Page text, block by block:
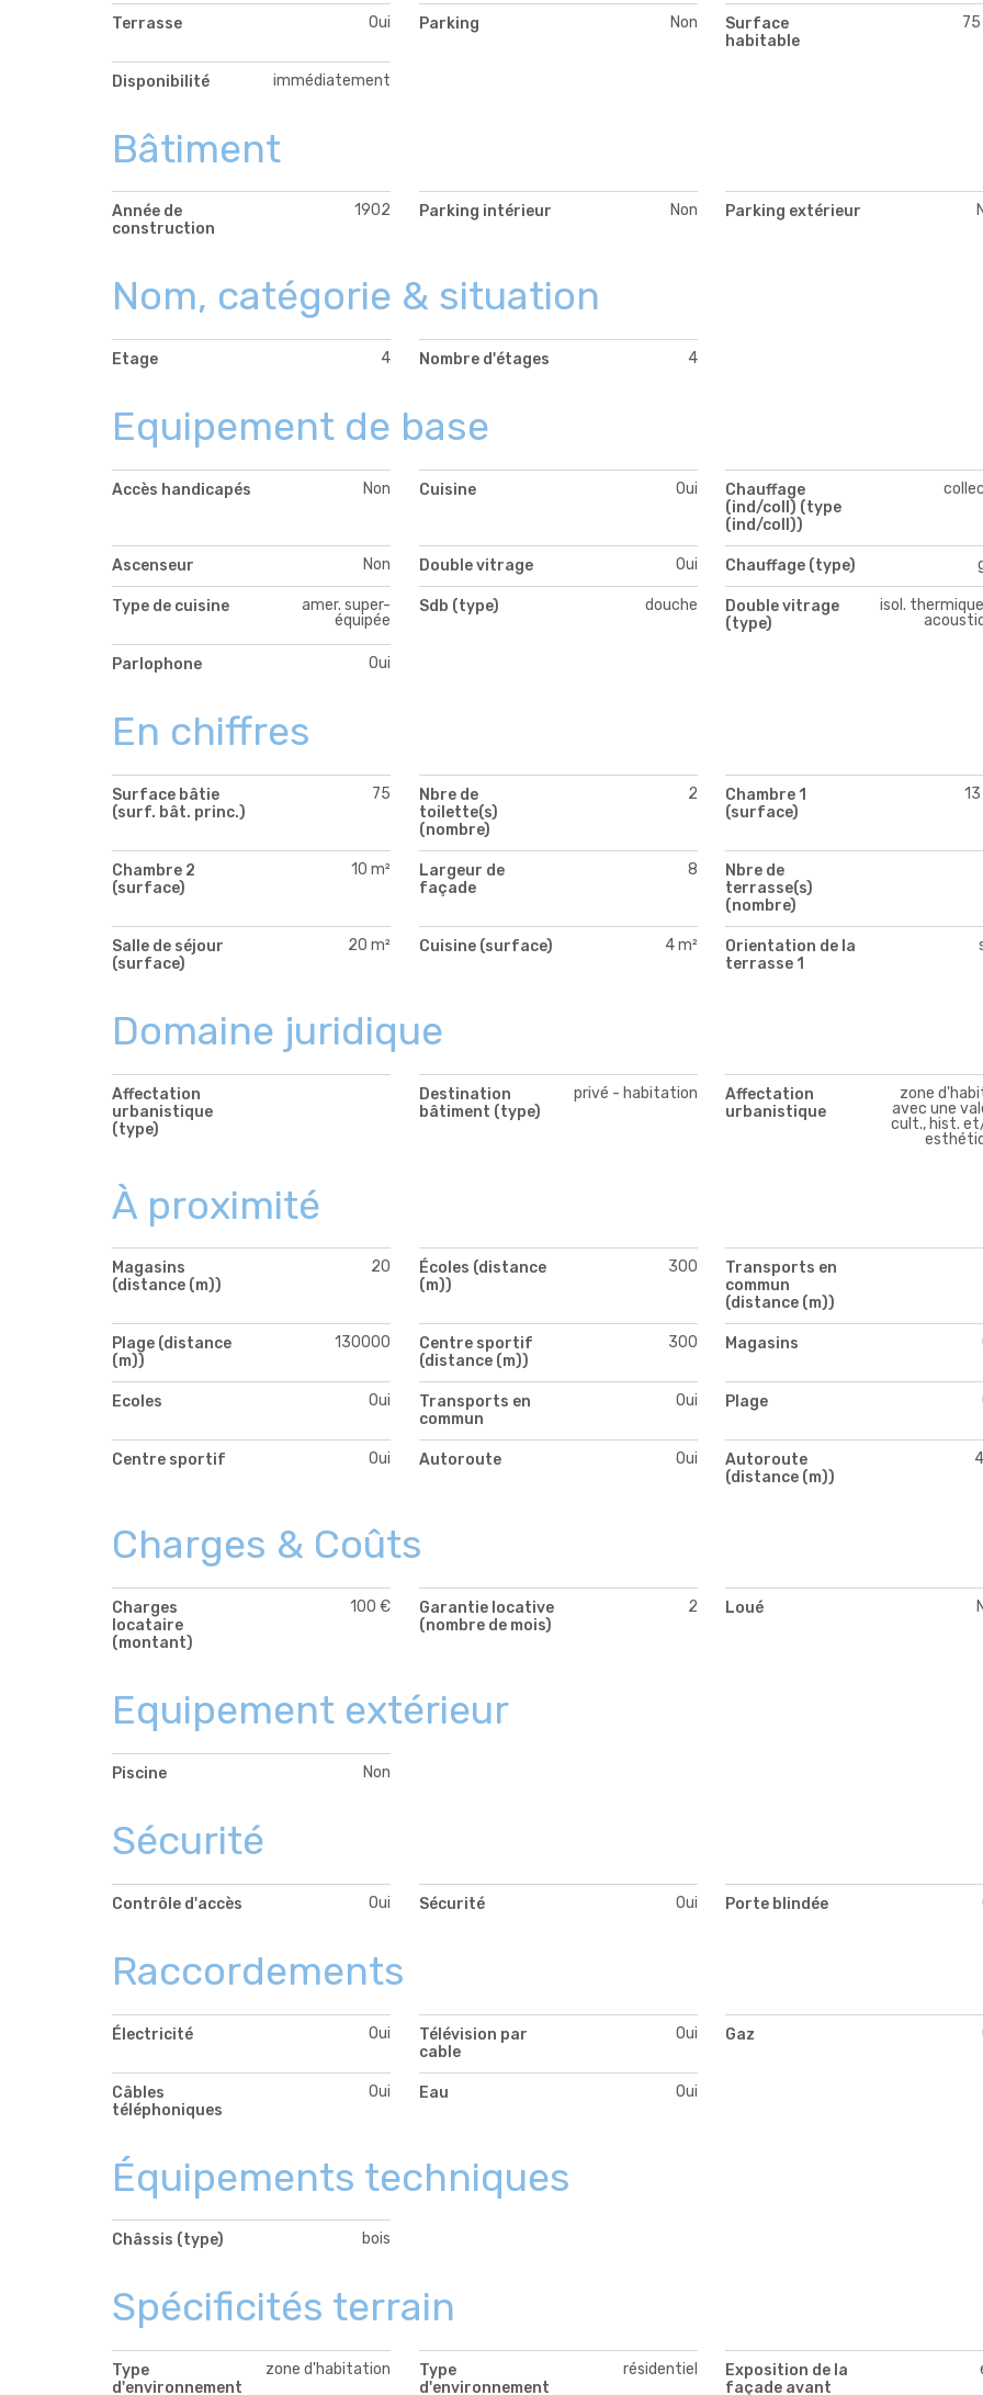
Terrasse Oui Parking Non
Surface
habitable
75
Disponibilité immédiatement
Bâtiment
Année de
construction
1902 Parking intérieur Non Parking extérieur
Nom, catégorie & situation
Etage 4 Nombre d'étages 4
Equipement de base
Accès handicapés Non Cuisine Oui
Chauffage
(ind/coll) (type
(ind/coll))
Ascenseur Non Double vitrage Oui Chauffage (type)
Type de cuisine
amer. super-
équipée
Sdb (type) douche
Double vitrage
(type)
isol.
Parlophone Oui
En chiffres
Surface bâtie
(surf. bât. princ.)
75
Nbre de
toilette(s)
(nombre)
2
Chambre 1
(surface)
13
Chambre 2
(surface)
10 m²
Largeur de
façade
8
Nbre de
terrasse(s)
(nombre)
Salle de séjour
(surface)
20 m² Cuisine (surface) 4 m²
Orientation de la
terrasse 1
Domaine juridique
Affectation
urbanistique
(type)
Destination
bâtiment (type)
privé - habitation
Affectation
urbanistique
zone
avec une
cult., hist.
À proximité
Magasins
(distance (m))
20
Écoles (distance
(m))
300
Transports en
commun
(distance (m))
Plage (distance
(m))
130000
Centre sportif
(distance (m))
300 Magasins
Ecoles Oui
Transports en
commun
Oui Plage
Centre sportif Oui Autoroute Oui
Autoroute
(distance (m))
Charges & Coûts
Charges
locataire
(montant)
100 €
Garantie locative
(nombre de mois)
2 Loué
Equipement extérieur
Piscine Non
Sécurité
Contrôle d'accès Oui Sécurité Oui Porte blindée
Raccordements
Électricité Oui
Télévision par
cable
Oui Gaz
Câbles
téléphoniques
Oui Eau Oui
Équipements techniques
Châssis (type) bois
Spécificités terrain
Type
d'environnement
zone d'habitation
Type
d'environnement
résidentiel
Exposition de la
façade avant